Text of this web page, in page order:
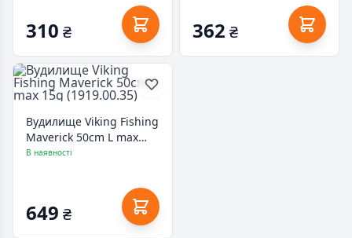
310 ₴ 362 ₴
Вудилище Viking Fishing
Maverick 50cm L max
15g (1919.00.35)
В наявності
649 ₴